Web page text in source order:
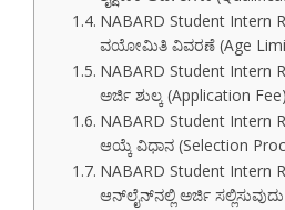
NABARD Student Intern
ವಯೋಮಿತಿ ವಿವರಣೆ (Age
NABARD Student Intern
ಅರ್ಜಿ ಶುಲ್ಕ (Application Fee)
NABARD Student Intern
ಆಯ್ಕೆ ವಿಧಾನ (Selection
NABARD Student Intern
ಆನ್‌ಲೈನ್‌ನಲ್ಲಿ ಅರ್ಜಿ